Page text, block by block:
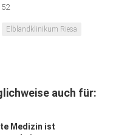
Elblandklinikum Riesa
auch für:
Medizin ist